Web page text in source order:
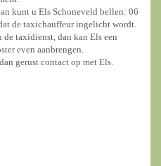
kunt u Els Schoneveld bellen: 06
de taxichauffeur ingelicht wordt.
taxidienst, dan kan Els een
even aanbrengen.
gerust contact op met Els.